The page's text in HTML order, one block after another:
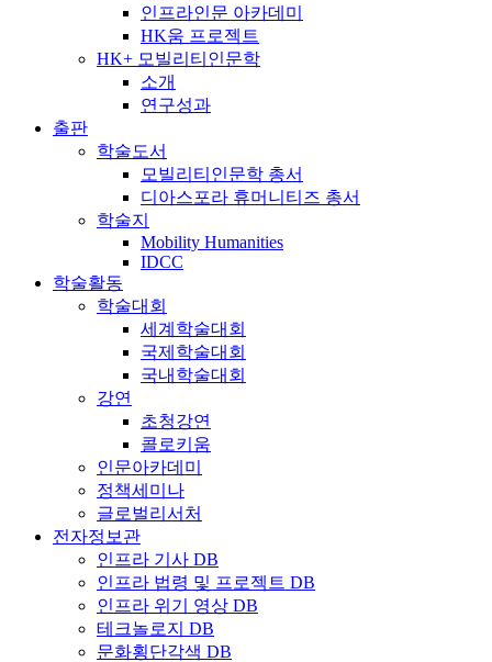
인프라인문 아카데미
HK움 프로젝트
HK+ 모빌리티인문학
소개
연구성과
출판
학술도서
모빌리티인문학 총서
디아스포라 휴머니티즈 총서
학술지
Mobility Humanities
IDCC
학술활동
학술대회
세계학술대회
국제학술대회
국내학술대회
강연
초청강연
콜로키움
인문아카데미
정책세미나
글로벌리서처
전자정보관
인프라 기사 DB
인프라 법령 및 프로젝트 DB
인프라 위기 영상 DB
테크놀로지 DB
문화횡단각색 DB